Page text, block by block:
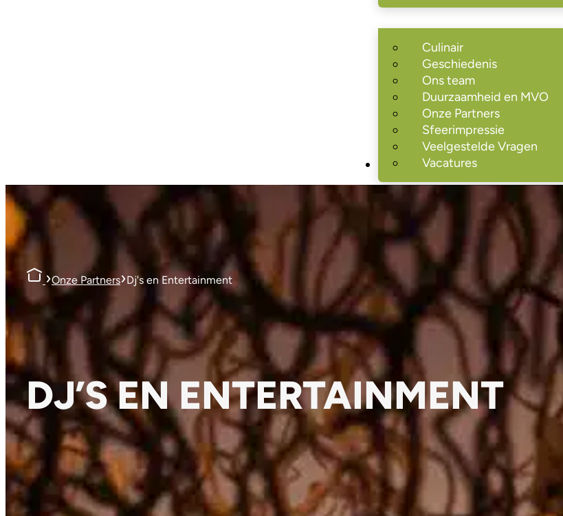
Culinair
Geschiedenis
Ons team
Duurzaamheid en MVO
Onze Partners
Sfeerimpressie
Veelgestelde Vragen
Vacatures
Nieuws
›Onze Partners›Dj's en Entertainment
DJ’S EN ENTERTAINMENT